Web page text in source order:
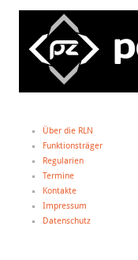
Über die RLN
Funktionsträger
Regularien
Termine
Kontakte
Impressum
Datenschutz